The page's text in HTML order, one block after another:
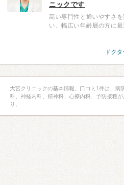
ニックです
高い専門性と通いやすさ
い、幅広い年齢層の方に
ドク
大宮クリニックの基本情報、口コミ1件は、病
科、神経内科、精神科、心療内科、予防接種
り。